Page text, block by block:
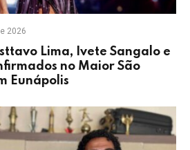
2026
Lima, Ivete Sangalo e
no Maior São
Eunápolis